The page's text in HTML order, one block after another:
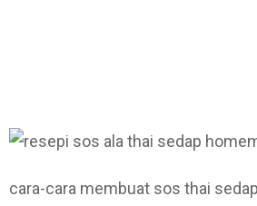
cara-cara membuat sos thai